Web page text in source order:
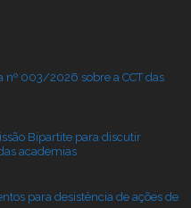
nº 003/2026 sobre a CCT das
Bipartite para discutir
academias
para desistência de ações de